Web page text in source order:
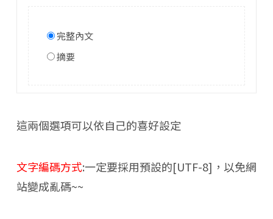
完整內文
摘要
這兩個選項可以依自己的喜好設定
文字編碼方式:一定要採用預設的[UTF-8]，以免網
站變成亂碼~~